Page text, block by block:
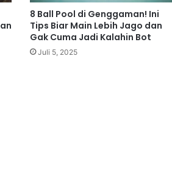
8 Ball Pool di Genggaman! Ini
Tips Biar Main Lebih Jago dan
Gak Cuma Jadi Kalahin Bot
Juli 5, 2025